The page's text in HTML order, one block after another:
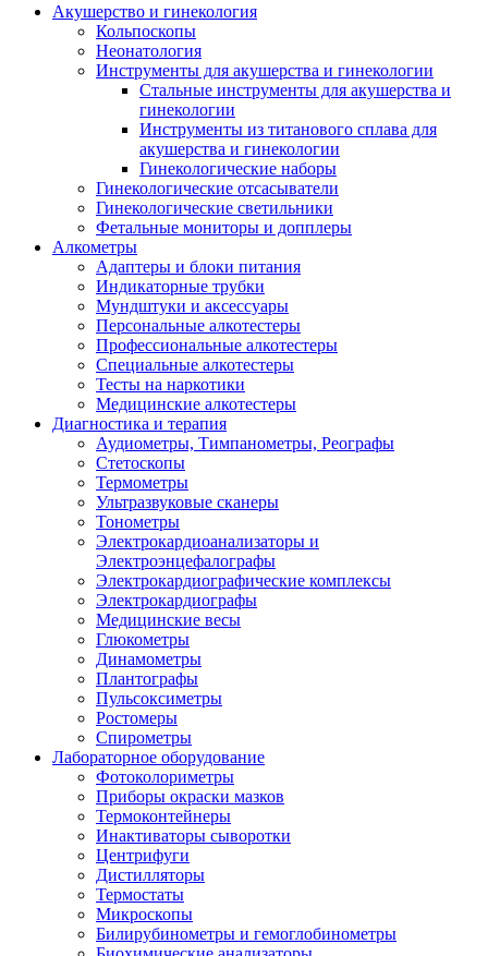
Акушерство и гинекология
Кольпоскопы
Неонатология
Инструменты для акушерства и гинекологии
Стальные инструменты для акушерства и
гинекологии
Инструменты из титанового сплава для
акушерства и гинекологии
Гинекологические наборы
Гинекологические отсасыватели
Гинекологические светильники
Фетальные мониторы и допплеры
Алкометры
Адаптеры и блоки питания
Индикаторные трубки
Мундштуки и аксессуары
Персональные алкотестеры
Профессиональные алкотестеры
Специальные алкотестеры
Тесты на наркотики
Медицинские алкотестеры
Диагностика и терапия
Аудиометры, Тимпанометры, Реографы
Стетоскопы
Термометры
Ультразвуковые сканеры
Тонометры
Электрокардиоанализаторы и
Электроэнцефалографы
Электрокардиографические комплексы
Электрокардиографы
Медицинские весы
Глюкометры
Динамометры
Плантографы
Пульсоксиметры
Ростомеры
Спирометры
Лабораторное оборудование
Фотоколориметры
Приборы окраски мазков
Термоконтейнеры
Инактиваторы сыворотки
Центрифуги
Дистилляторы
Термостаты
Микроскопы
Билирубинометры и гемоглобинометры